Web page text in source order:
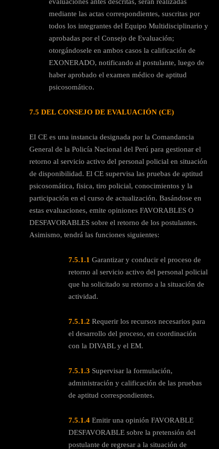
mediante las actas correspondientes, suscritas por
todos los integrantes del Equipo Multidisciplinario y
aprobadas por el Consejo de Evaluación;
otorgándosele en ambos casos la calificación de
EXONERADO, notificando al postulante, luego de
haber aprobado el examen médico de aptitud
psicosomático.
7.5 DEL CONSEJO DE EVALUACIÓN (CE)
EI CE es una instancia designada por la Comandancia
General de la Policía Nacional del Perú para gestionar el
retorno al servicio activo del personal policial en situación
de disponibilidad. El CE supervisa las pruebas de aptitud
psicosomática, fisica, tiro policial, conocimientos y la
participación en el curso de actualización. Basándose en
estas evaluaciones, emite opiniones FAVORABLES O
DESFAVORABLES sobre el retorno de los postulantes.
Asimismo, tendrá las funciones siguientes:
7.5.1.1 Garantizar y conducir el proceso de
retorno al servicio activo del personal policial
que ha solicitado su retorno a la situación de
actividad.
7.5.1.2 Requerir los recursos necesarios para
el desarrollo del proceso, en coordinación
con la DIVABL y el EM.
7.5.1.3 Supervisar la formulación,
administración y calificación de las pruebas
de aptitud correspondientes.
7.5.1.4 Emitir una opinión FAVORABLE
DESFAVORABLE sobre la pretensión del
postulante de regresar a la situación de